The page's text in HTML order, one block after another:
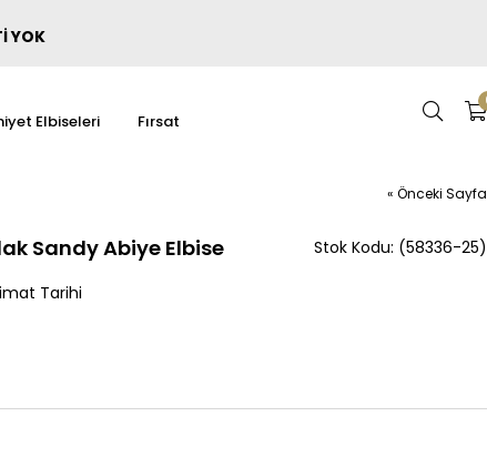
YOK
Elbiseleri Fırsat
« Önceki Sayfa
Sandy Abiye Elbise (58336-25)
Tarihi